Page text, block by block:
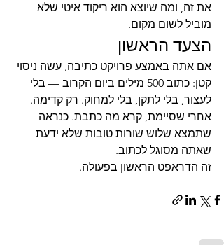
את זה, ומה שיוצא הוא ריקוד איטי שלא
מוביל לשום מקום.
הצעד הראשון
אם אתה באמצע פרויקט כתיבה, עשה ניסוי
קטן: כתוב 500 מילים ביום הקרוב — בלי
לעצור, בלי לתקן, בלי למחוק. רק קדימה.
אחרי שסיימת, קרא מה כתבת. כנראה
שתמצא שלוש שורות טובות שלא ידעת
שאתה מסוגל לכתוב.
זה הדראפט הראשון בפעולה.